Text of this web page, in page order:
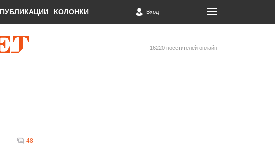
ПУБЛИКАЦИИ КОЛОНКИ Вход
16220 посетителей онлайн
48